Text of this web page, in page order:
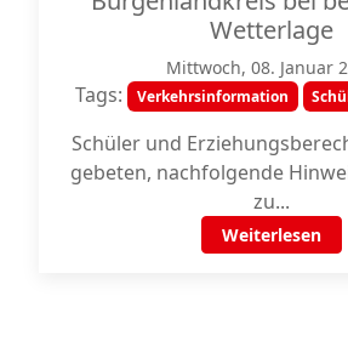
Wetterlage
Mittwoch, 08. Januar
Tags: Verkehrsinformation
Schüler und
gebeten, nachfolgende
zu...
Weiterlesen